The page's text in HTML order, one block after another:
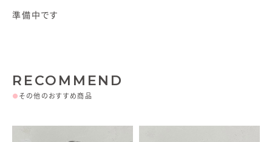
準備中です
RECOMMEND
● その他のおすすめ商品